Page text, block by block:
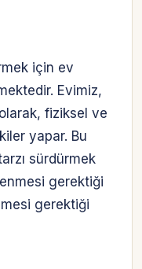
için ev
Evimiz,
fiziksel ve
yapar. Bu
sürdürmek
gerektiği
gerektiği